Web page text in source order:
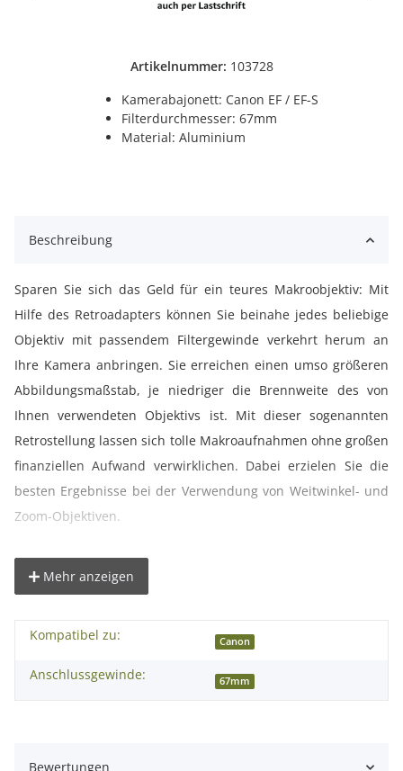
Artikelnummer: 103728
Kamerabajonett: Canon EF / EF-S
Filterdurchmesser: 67mm
Material: Aluminium
Beschreibung
Sparen Sie sich das Geld für ein teures Makroobjektiv: Mit
Hilfe des Retroadapters können Sie beinahe jedes beliebige
Objektiv mit passendem Filtergewinde verkehrt herum an
Ihre Kamera anbringen. Sie erreichen einen umso größeren
Abbildungsmaßstab, je niedriger die Brennweite des von
Ihnen verwendeten Objektivs ist. Mit dieser sogenannten
Retrostellung lassen sich tolle Makroaufnahmen ohne großen
finanziellen Aufwand verwirklichen. Dabei erzielen Sie die
besten Ergebnisse bei der Verwendung von Weitwinkel- und
Zoom-Objektiven.
einstellt, die geeignete Belichtungszeit lässt sich entweder
Zeitautomatik berechnet (AV). Durch die geringe Stärke des
Adapters ist nur eine sehr kleiner Abstand zwischen Objektiv
und Kamera, wodurch Sie keinerlei Einbußen bei der Qualität
Mehr anzeigen
Kompatibel zu: Canon
Anschlussgewinde: 67mm
Bewertungen